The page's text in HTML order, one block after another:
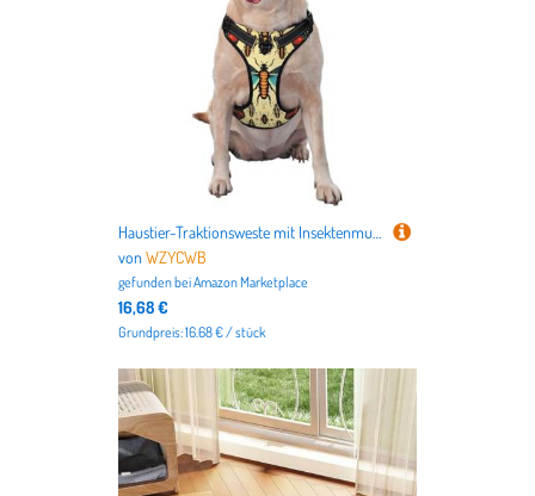
Haustier-Traktionsweste mit Insektenmuster, Größe XL, ideal für Spaziergänge mit dem Hund, Wandern, tägliche Reisen
vonWZYCWB
gefunden beiAmazon Marketplace
16,68 €
Grundpreis: 16.68 € / stück